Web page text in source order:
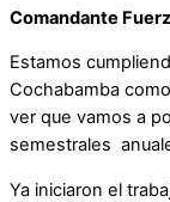
Comandante
Estamos
Cochabamba
ver que vamos a
semestrales
Ya iniciaron el